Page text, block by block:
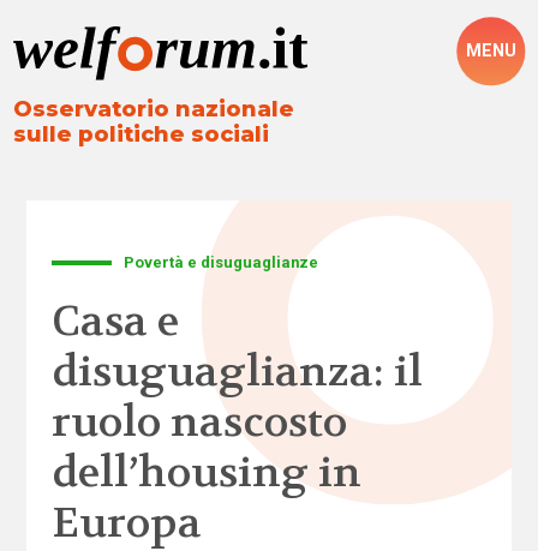
Osservatorio nazionale
sulle politiche sociali
MENU
Povertà e disuguaglianze
Casa e
disuguaglianza: il
ruolo nascosto
dell’housing in
Europa